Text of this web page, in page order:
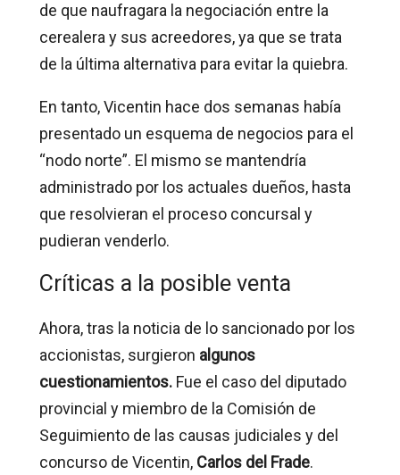
de que naufragara la negociación entre la
cerealera y sus acreedores, ya que se trata
de la última alternativa para evitar la quiebra.
En tanto, Vicentin hace dos semanas había
presentado un esquema de negocios para el
“nodo norte”. El mismo se mantendría
administrado por los actuales dueños, hasta
que resolvieran el proceso concursal y
pudieran venderlo.
Críticas a la posible venta
Ahora, tras la noticia de lo sancionado por los
accionistas, surgieron algunos
cuestionamientos. Fue el caso del diputado
provincial y miembro de la Comisión de
Seguimiento de las causas judiciales y del
concurso de Vicentin, Carlos del Frade.